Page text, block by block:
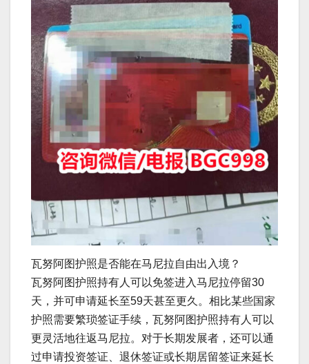
瓦努阿图护照是否能在马尼拉自由出入境？
瓦努阿图护照持有人可以免签进入马尼拉停留30
天，并可申请延长至59天甚至更久。相比某些国家
护照需要繁琐签证手续，瓦努阿图护照持有人可以
更灵活地往返马尼拉。对于长期发展者，还可以通
过申请投资签证、退休签证或长期居留签证来延长